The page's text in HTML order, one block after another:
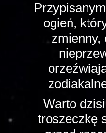
ogień,
zmienny,
Warto
troszeczkę